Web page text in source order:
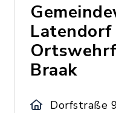
Latendorf
Braak
Dorfstraße